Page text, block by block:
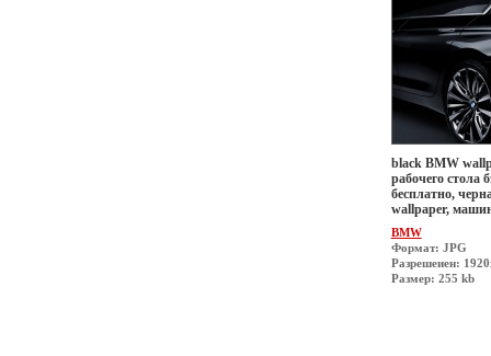
black BMW
рабочего стола
бесплатно,
wallpaper,
BMW
Формат: JPG
Разрешеиен:
Размер: 255 kb